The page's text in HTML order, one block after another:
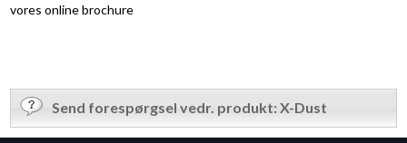
vores online brochure
Send forespørgsel vedr. produkt: X-Dust